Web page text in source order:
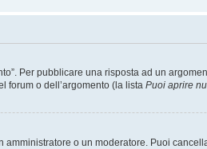
Per pubblicare una risposta ad un
forum o dell’argomento (la lista Puoi aprire
o un moderatore. Puoi